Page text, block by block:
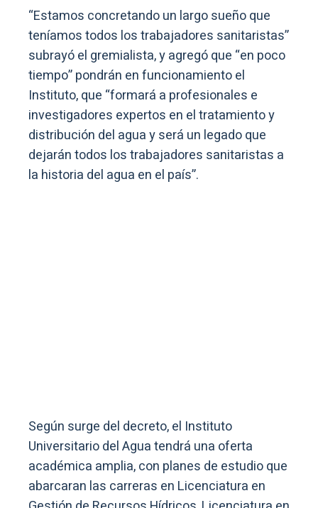
“Estamos concretando un largo sueño que
teníamos todos los trabajadores sanitaristas”
subrayó el gremialista, y agregó que “en poco
tiempo” pondrán en funcionamiento el
Instituto, que “formará a profesionales e
investigadores expertos en el tratamiento y
distribución del agua y será un legado que
dejarán todos los trabajadores sanitaristas a
la historia del agua en el país”.
Según surge del decreto, el Instituto
Universitario del Agua tendrá una oferta
académica amplia, con planes de estudio que
abarcaran las carreras en Licenciatura en